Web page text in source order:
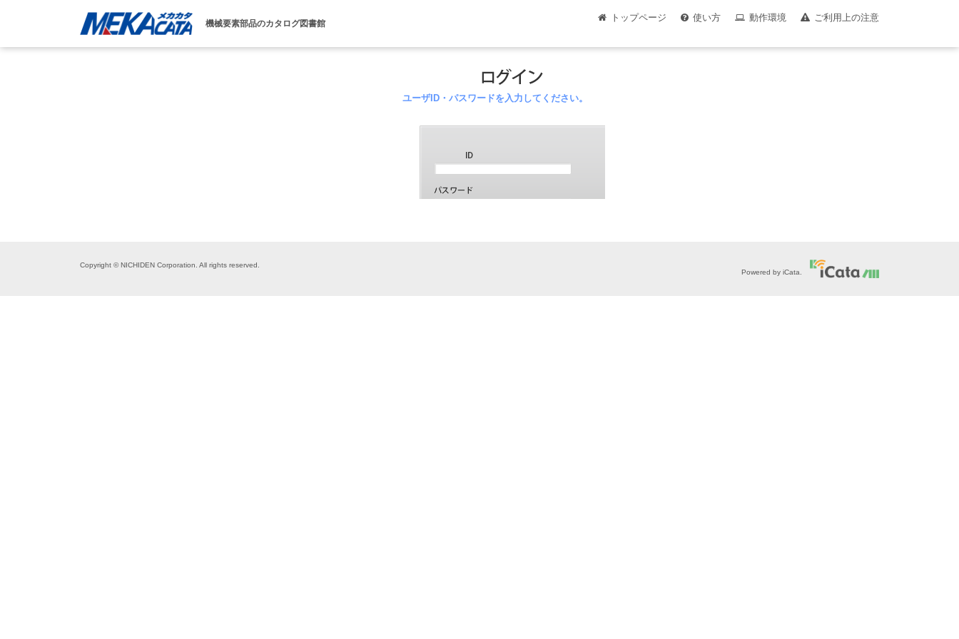
機械要素部品のカタログ図書館
トップページ 使い方 動作環境 ご利用上の注意
ユーザID・パスワードを入力してください。
Copyright © NICHIDEN Corporation. All rights reserved.
Powered by iCata.